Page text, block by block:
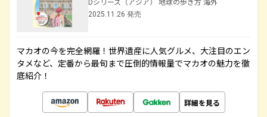
2025.11.26 発売
マカオの今を完全網羅！世界遺産に人気グルメ、大注目のエン
タメなど、定番から最旬まで圧倒的情報量でマカオの魅力を徹
底紹介！
詳細を見る